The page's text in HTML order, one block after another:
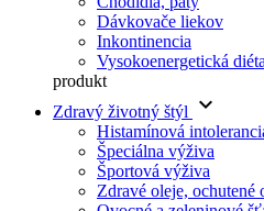
Dávkovače liekov
Inkontinencia
Vysokoenergetická
produkt
Zdravý životný štýl
keyboard_arrow_down
Histamínová
Špeciálna výživa
Športová výživa
Zdravé oleje, ochutené